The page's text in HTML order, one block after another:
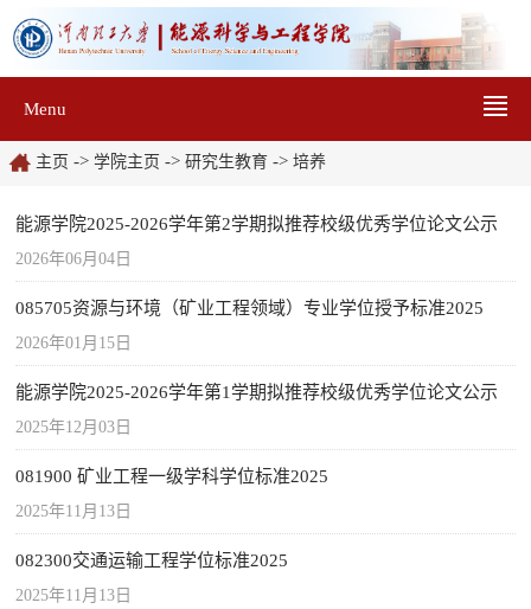
Menu
主页 -> 学院主页 -> 研究生教育 -> 培养
能源学院2025-2026学年第2学期拟推荐校级优秀学位论文公示
2026年06月04日
085705资源与环境（矿业工程领域）专业学位授予标准2025
2026年01月15日
能源学院2025-2026学年第1学期拟推荐校级优秀学位论文公示
2025年12月03日
081900 矿业工程一级学科学位标准2025
2025年11月13日
082300交通运输工程学位标准2025
2025年11月13日